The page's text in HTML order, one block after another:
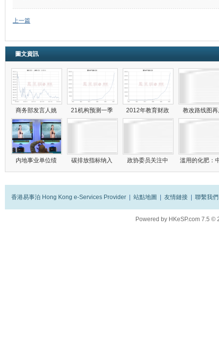
催
敗
上一篇
圖文資訊
商务部发言人姚 21机构预测一季 2012年教育财政 教改路线图
内地事业单位绩 碳排放指标纳入 政协委员关注中 滥用的化肥：
香港易事泊 Hong Kong e-Services Provider 站點地圖 友情鏈接 聯繫我們
Powered by HKeSP.com 7.5 ©